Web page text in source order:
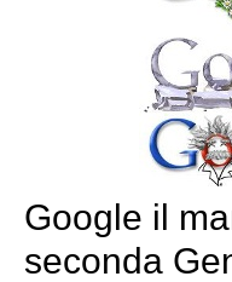
Google il
seconda